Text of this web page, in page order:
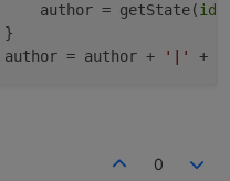
author = getState(
id
}
= author +
'|' +
0